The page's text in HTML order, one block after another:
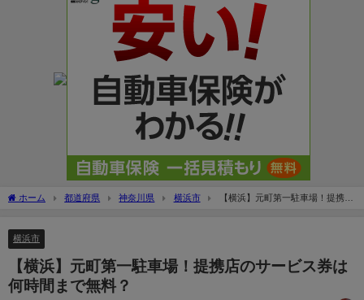
ホーム 都道府県 神奈川県 横浜市
【横浜】元町第一駐車場！提携店
横浜市
【横浜】元町第一駐車場！提携店のサービス券は
何時間まで無料？